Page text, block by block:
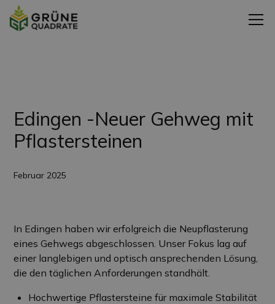
Edingen -Neuer Gehweg mit
Pflastersteinen
Februar 2025
In Edingen haben wir erfolgreich die Neupflasterung
eines Gehwegs abgeschlossen. Unser Fokus lag auf
einer langlebigen und optisch ansprechenden Lösung,
die den täglichen Anforderungen standhält.
Hochwertige Pflastersteine für maximale Stabilität